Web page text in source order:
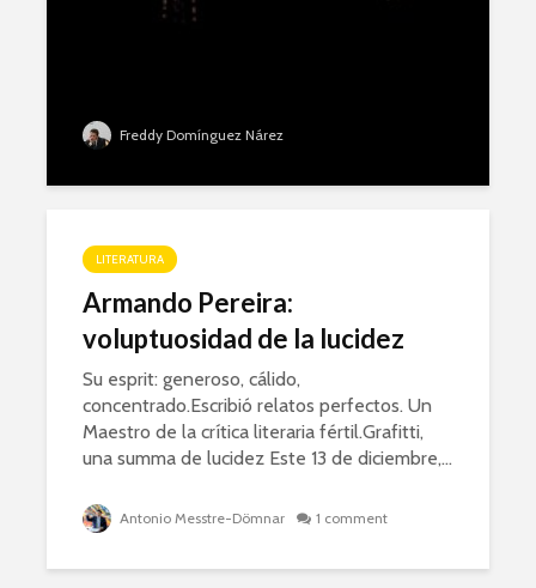
Freddy Domínguez Nárez
LITERATURA
Armando Pereira:
voluptuosidad de la lucidez
Su esprit: generoso, cálido,
concentrado.Escribió relatos perfectos. Un
Maestro de la crítica literaria fértil.Grafitti,
una summa de lucidez Este 13 de diciembre,...
Antonio Messtre-Dömnar 1 comment
aspirantes:
La gran sorpresa:
Jimena De La Vega
Brindis se inscribe
encuesta de